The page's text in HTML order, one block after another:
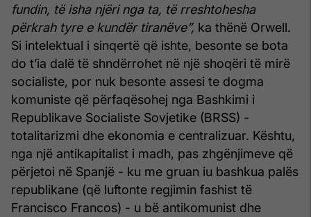
fundin, të isha njëri nga ta, të rreshtohesha
përkrah tyre e kundër tiranëve”, ka thënë Orwell.
Si intelektual i sinqertë që ishte, besonte se bota
do t’ia dalë të shndërrohet në një shoqëri të mirë
socialiste, por nuk besonte assesi te dogma
komuniste që përfaqësohej nga Bashkimi i
Republikave Socialiste Sovjetike (BRSS) -
totalitarizmi dhe ekonomia e centralizuar. Kështu,
nga një antikapitalist i madh, pas zhgënjimeve që
përjetoi në Spanjë - ku me gruan iu bashkua palës
republikane (që luftonte regjimin fashist të
Francisco Francos) - u bë antikomunist dhe